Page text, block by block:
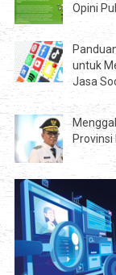
Opini
untuk
Jasa